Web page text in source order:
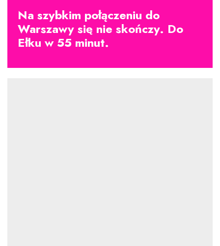
Na szybkim połączeniu do
Warszawy się nie skończy. Do
Ełku w 55 minut.